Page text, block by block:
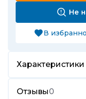
Не
В
Характеристики
Отзывы0